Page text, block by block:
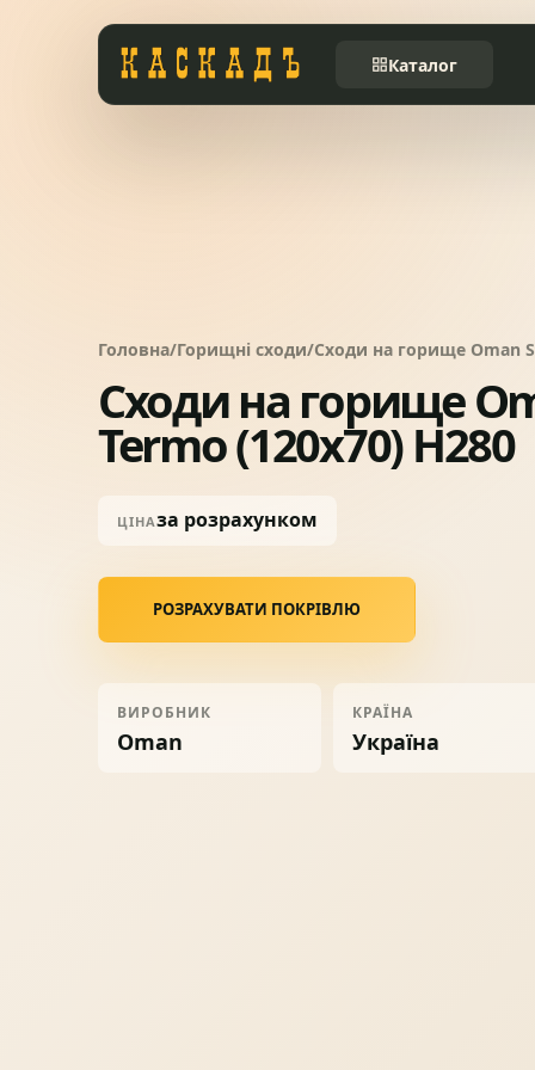
Каталог
04 Системи водовідведення
07 Солнце защита
Навіси з полікарбонату
Головна/Горищні сходи/Сходи на горище Oman
Сходи на горище
Termo (120x70) H280
ЦІНАза розрахунком
РОЗРАХУВАТИ ПОКРІВЛЮ
ВИРОБНИК
Oman
КРАЇНА
Україна